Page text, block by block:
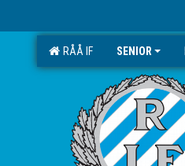
RÅÅ IF SENIOR